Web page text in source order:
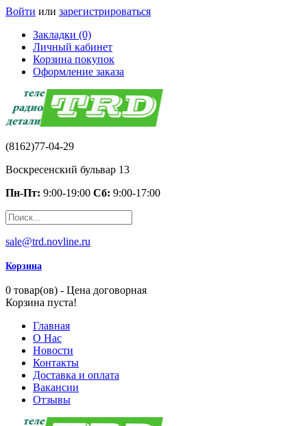
Войти или зарегистрироваться
Закладки (0)
Личный кабинет
Корзина покупок
Оформление заказа
(8162)77-04-29
Воскресенский бульвар 13
Пн-Пт: 9:00-19:00 Сб: 9:00-17:00
sale@trd.novline.ru
Корзина
0 товар(ов) - Цена договорная
Корзина пуста!
Главная
О Нас
Новости
Контакты
Доставка и оплата
Вакансии
Отзывы